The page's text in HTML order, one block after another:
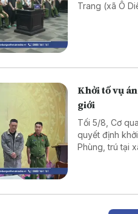
Trang (xã Ô
Khởi tố vụ
giới
Tối 5/8, Cơ
quyết định
Phùng, trú tại